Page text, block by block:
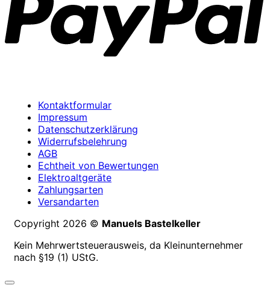
Kontaktformular
Impressum
Datenschutzerklärung
Widerrufsbelehrung
AGB
Echtheit von Bewertungen
Elektroaltgeräte
Zahlungsarten
Versandarten
Copyright 2026 © Manuels Bastelkeller
Kein Mehrwertsteuerausweis, da Kleinunternehmer
nach §19 (1) UStG.